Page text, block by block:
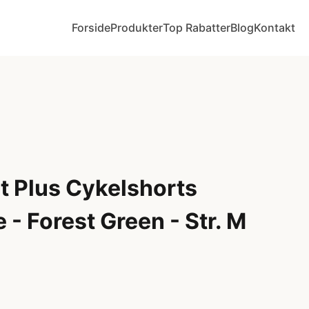
ForsideProdukterTop RabatterBlogKontakt
Plus Cykelshorts
Forest Green - Str. M